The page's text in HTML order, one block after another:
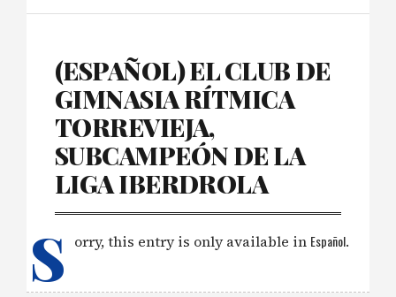
(ESPAÑOL) EL CLUB DE
GIMNASIA RÍTMICA
TORREVIEJA,
SUBCAMPEÓN DE LA
LIGA IBERDROLA
S orry, this entry is only available in Español.